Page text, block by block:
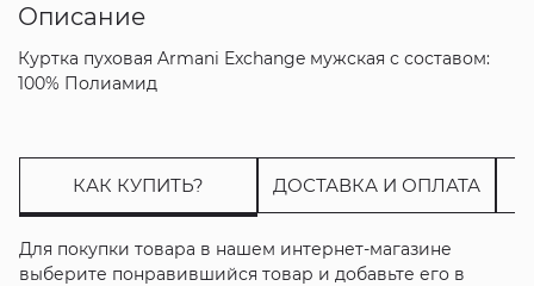
Описание
Куртка пуховая Armani Exchange мужская с составом:
100% Полиамид
КАК КУПИТЬ? ДОСТАВКА И ОПЛАТА
Для покупки товара в нашем интернет-магазине
выберите понравившийся товар и добавьте его в